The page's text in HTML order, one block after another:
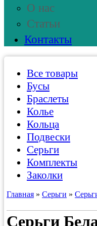
О нас
Статьи
Контакты
Все товары
Бусы
Браслеты
Колье
Кольца
Подвески
Серьги
Комплекты
Заколки
Главная » Серьги »
Серьги